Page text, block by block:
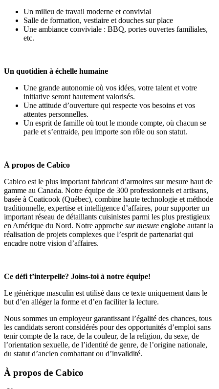
Un milieu de travail moderne et convivial
Salle de formation, vestiaire et douches sur place
Une ambiance conviviale : BBQ, portes ouvertes familiales,
etc.
Un quotidien à échelle humaine
Une grande autonomie où vos idées, votre talent et votre
initiative seront hautement valorisés.
Une attitude d’ouverture qui respecte vos besoins et vos
attentes personnelles.
Un esprit de famille où tout le monde compte, où chacun se
parle et s’entraide, peu importe son rôle ou son statut.
À propos de Cabico
Cabico est le plus important fabricant d’armoires sur mesure haut de
gamme au Canada. Notre équipe de 300 professionnels et artisans,
basée à Coaticook (Québec), combine haute technologie et méthode
traditionnelle, expertise et intelligence d’affaires, pour supporter un
important réseau de détaillants cuisinistes parmi les plus prestigieux
en Amérique du Nord. Notre approche sur mesure englobe autant la
réalisation de projets complexes que l’esprit de partenariat qui
encadre notre vision d’affaires.
Ce défi t’interpelle? Joins-toi à notre équipe!
Le générique masculin est utilisé dans ce texte uniquement dans le
but d’en alléger la forme et d’en faciliter la lecture.
Nous sommes un employeur garantissant l’égalité des chances, tous
les candidats seront considérés pour des opportunités d’emploi sans
tenir compte de la race, de la couleur, de la religion, du sexe, de
l’orientation sexuelle, de l’identité de genre, de l’origine nationale,
du statut d’ancien combattant ou d’invalidité.
À propos de Cabico